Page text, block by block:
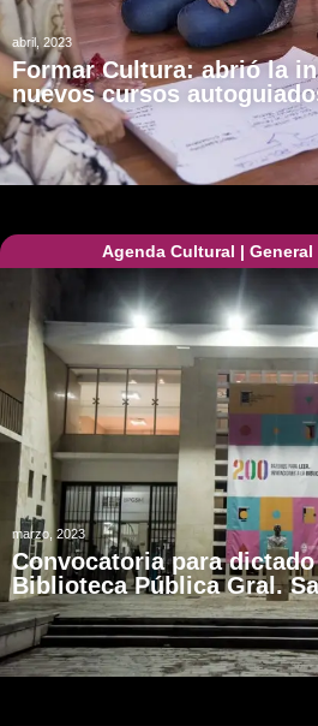
abril, 2023
Formar Cultura: abrió la
nuevos cursos
Agenda Cultural | General
marzo, 2023
Convocatoria para
Biblioteca Pública Gral.